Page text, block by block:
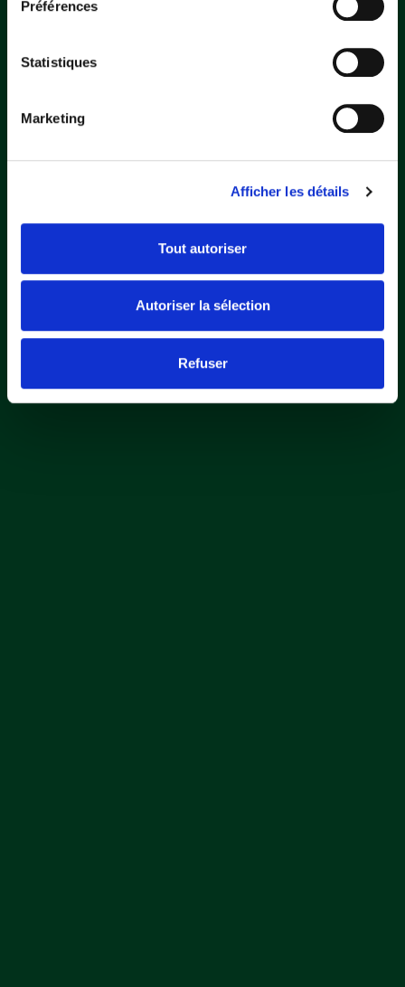
Préférences
Statistiques
Marketing
Afficher les détails
Tout autoriser
Autoriser la sélection
Refuser